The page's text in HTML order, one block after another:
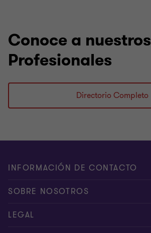
Conoce a nuestros
Profesionales
Directorio Completo
INFORMACIÓN DE CONTACTO
Oficinas
Contáctenos
SOBRE NOSOTROS
Acerca de nosotros
LEGAL